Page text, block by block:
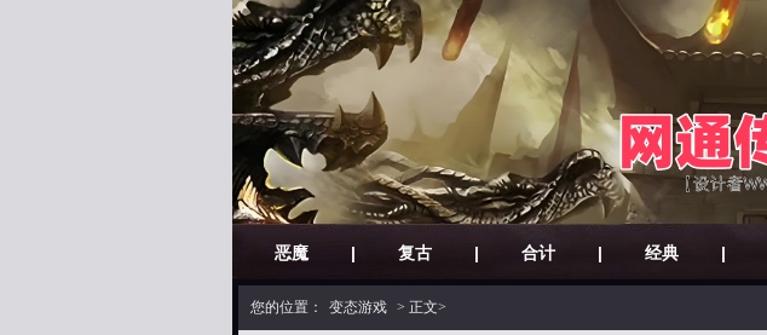
恶魔 | 复古 | 合计 | 经典 |
您的位置： 变态游戏 > 正文>